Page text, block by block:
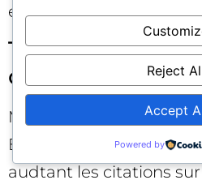
et tout ce qui n’est pas
Testez avec des
observez
Mesurez l’impact en
EntityMap sur vos
audtant les citations
Reject
Accept
Powered by